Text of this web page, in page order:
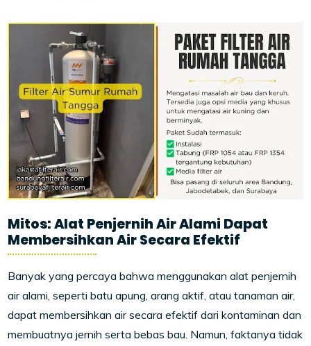
Mitos: Alat Penjernih Air Alami Dapat
Membersihkan Air Secara Efektif
Banyak yang percaya bahwa menggunakan alat penjernih
air alami, seperti batu apung, arang aktif, atau tanaman air,
dapat membersihkan air secara efektif dari kontaminan dan
membuatnya jernih serta bebas bau. Namun, faktanya tidak